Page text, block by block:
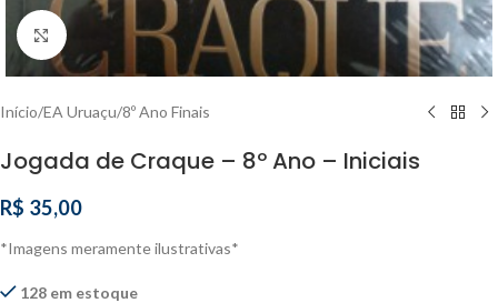
Clique para ampliar
Início/EA Uruaçu/8º Ano Finais
Jogada de Craque – 8º Ano – Iniciais
R$ 35,00
*Imagens meramente ilustrativas*
128 em estoque